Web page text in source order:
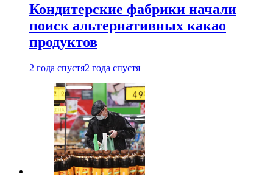
Кондитерские фабрики начали
поиск альтернативных какао
продуктов
2 года спустя2 года спустя